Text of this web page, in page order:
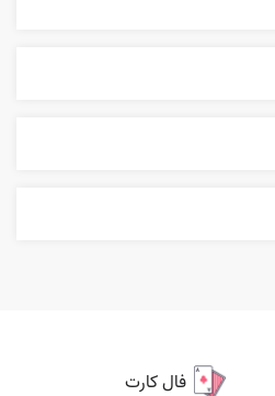
فال کارت